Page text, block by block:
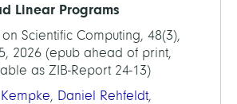
Linear Programs
Scientific Computing, 48(3),
2026 (epub ahead of print,
as ZIB-Report 24-13)
, Daniel Rehfeldt,